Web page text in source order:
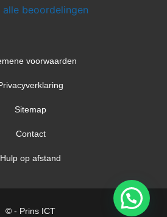
alle beoordelingen
voorwaarden
Sitemap
Contact
Hulp op afstand
© - Prins ICT